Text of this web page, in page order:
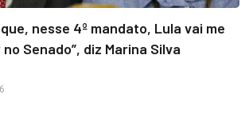
nesse 4º mandato, Lula vai me
Senado”, diz Marina Silva